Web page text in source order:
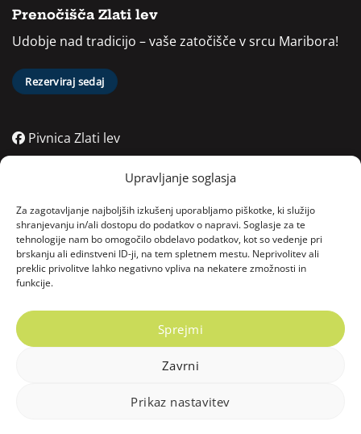
Upravljanje soglasja
Za zagotavljanje najboljših izkušenj uporabljamo piškotke, ki služijo
shranjevanju in/ali dostopu do podatkov o napravi. Soglasje za te
tehnologije nam bo omogočilo obdelavo podatkov, kot so vedenje pri
brskanju ali edinstveni ID-ji, na tem spletnem mestu. Neprivolitev ali
preklic privolitve lahko negativno vpliva na nekatere zmožnosti in
funkcije.
Sprejmi
Zavrni
Prikaz nastavitev
Prenočišča Zlati lev
Udobje nad tradicijo – vaše zatočišče v srcu Maribora!
Rezerviraj sedaj
Pivnica Zlati lev
Pivnica Zlati lev
Kontakt
06:00 - 22:00
Vodnikov trg 4, 2000 Maribor, Slovenija